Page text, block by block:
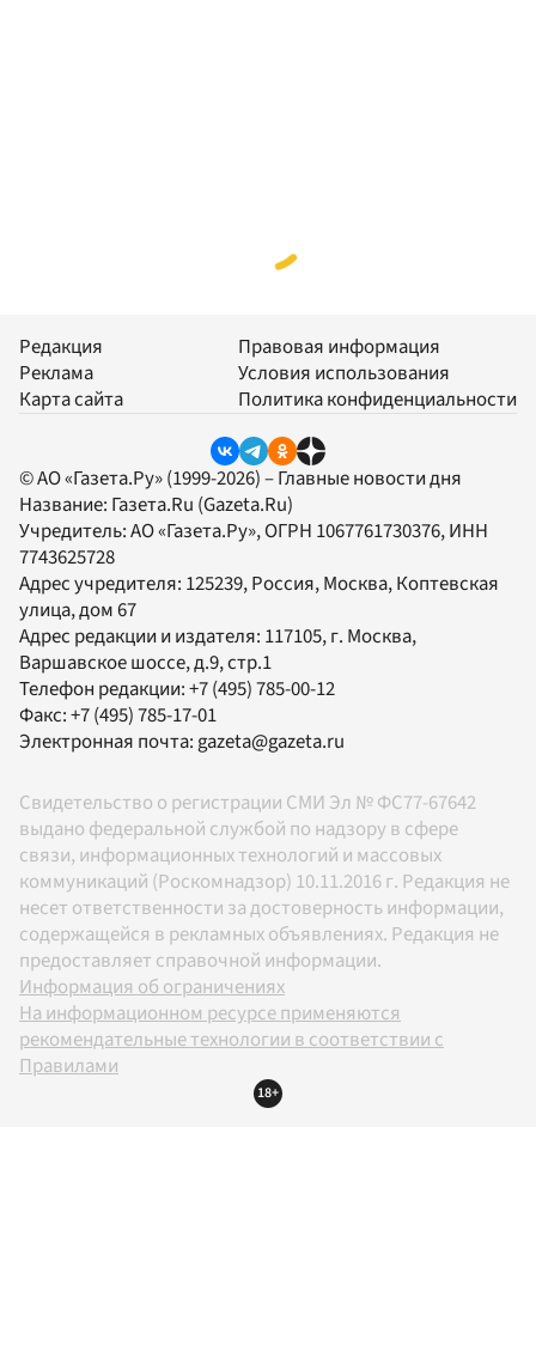
Редакция
Реклама
Карта сайта
Правовая информация
Условия использования
Политика конфиденциальности
© АО «Газета.Ру» (1999-2026) – Главные новости дня
Название: Газета.Ru (Gazeta.Ru)
Учредитель:АО «Газета.Ру», ОГРН 1067761730376, ИНН
7743625728
Адрес учредителя: 125239, Россия, Москва, Коптевская
улица, дом 67
Адрес редакции и издателя: 117105, г. Москва,
Варшавское шоссе, д.9, стр.1
Телефон редакции:+7 (495) 785-00-12
Факс:+7 (495) 785-17-01
Электронная почта: gazeta@gazeta.ru
Свидетельство о регистрации СМИ Эл № ФС77-67642
выдано федеральной службой по надзору в сфере
связи, информационных технологий и массовых
коммуникаций (Роскомнадзор) 10.11.2016 г. Редакция не
несет ответственности за достоверность информации,
содержащейся в рекламных объявлениях. Редакция не
предоставляет справочной информации.
Информация об ограничениях
На информационном ресурсе применяются
рекомендательные технологии в соответствии с
Правилами
18+